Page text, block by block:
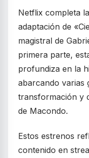
Netflix completa
adaptación de
magistral de
primera parte,
profundiza en la
abarcando varias
transformación y
de Macondo.
Estos estrenos
contenido en